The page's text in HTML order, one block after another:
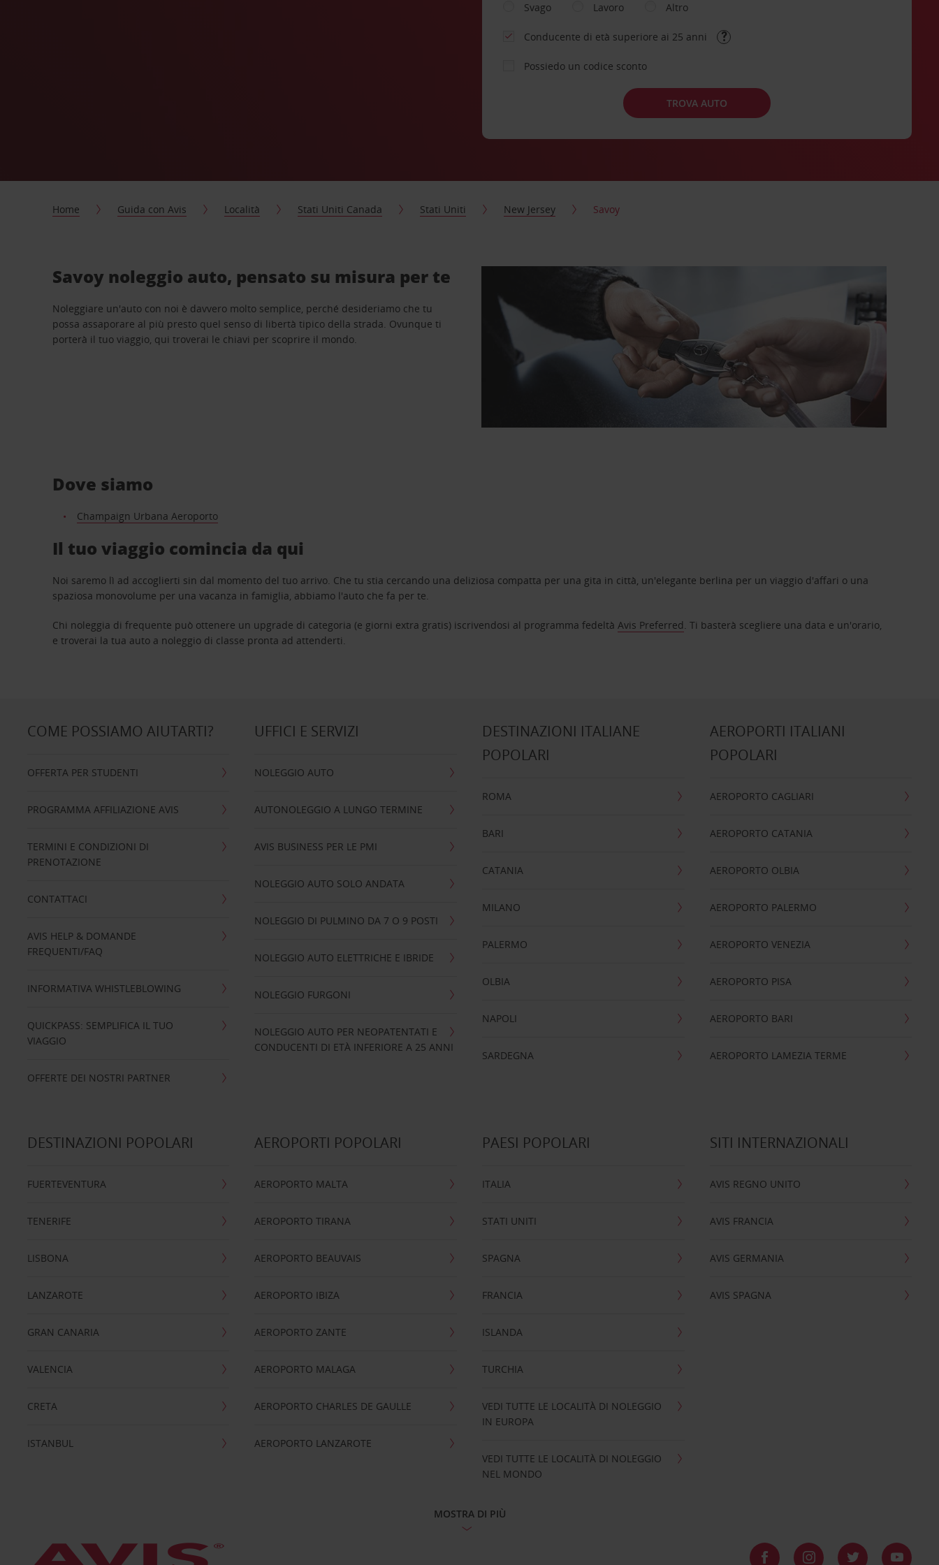
Svago
Lavoro Altro
Conducente di età superiore ai 25 anni
Possiedo un codice sconto
TROVA AUTO
Home Guida con Avis Località Stati Uniti Canada Stati Uniti New Jersey Savoy
Savoy noleggio auto, pensato su misura per te
Noleggiare un'auto con noi è davvero molto semplice, perché desideriamo che tu
possa assaporare al più presto quel senso di libertà tipico della strada. Ovunque ti
porterà il tuo viaggio, qui troverai le chiavi per scoprire il mondo.
Dove siamo
Champaign Urbana Aeroporto
Il tuo viaggio comincia da qui
Noi saremo lì ad accoglierti sin dal momento del tuo arrivo. Che tu stia cercando una deliziosa compatta per una gita in città, un'elegante berlina per un viaggio d'affari o una
spaziosa monovolume per una vacanza in famiglia, abbiamo l'auto che fa per te.
Chi noleggia di frequente può ottenere un upgrade di categoria (e giorni extra gratis) iscrivendosi al programma fedeltàAvis Preferred. Ti basterà scegliere una data e un'orario,
e troverai la tua auto a noleggio di classe pronta ad attenderti.
COME POSSIAMO AIUTARTI?
OFFERTA PER STUDENTI
PROGRAMMA AFFILIAZIONE AVIS
TERMINI E CONDIZIONI DI
PRENOTAZIONE
CONTATTACI
AVIS HELP & DOMANDE
FREQUENTI/FAQ
INFORMATIVA WHISTLEBLOWING
QUICKPASS: SEMPLIFICA IL TUO
VIAGGIO
OFFERTE DEI NOSTRI PARTNER
UFFICI E SERVIZI
NOLEGGIO AUTO
AUTONOLEGGIO A LUNGO TERMINE
AVIS BUSINESS PER LE PMI
NOLEGGIO AUTO SOLO ANDATA
NOLEGGIO DI PULMINO DA 7 O 9 POSTI
NOLEGGIO AUTO ELETTRICHE E IBRIDE
NOLEGGIO FURGONI
NOLEGGIO AUTO PER NEOPATENTATI E
CONDUCENTI DI ETÀ INFERIORE A 25 ANNI
DESTINAZIONI ITALIANE
POPOLARI
ROMA
BARI
CATANIA
MILANO
PALERMO
OLBIA
NAPOLI
SARDEGNA
AEROPORTI ITALIANI
POPOLARI
AEROPORTO CAGLIARI
AEROPORTO CATANIA
AEROPORTO OLBIA
AEROPORTO PALERMO
AEROPORTO VENEZIA
AEROPORTO PISA
AEROPORTO BARI
AEROPORTO LAMEZIA TERME
DESTINAZIONI POPOLARI
FUERTEVENTURA
TENERIFE
LISBONA
LANZAROTE
GRAN CANARIA
VALENCIA
CRETA
ISTANBUL
AEROPORTI POPOLARI
AEROPORTO MALTA
AEROPORTO TIRANA
AEROPORTO BEAUVAIS
AEROPORTO IBIZA
AEROPORTO ZANTE
AEROPORTO MALAGA
AEROPORTO CHARLES DE GAULLE
AEROPORTO LANZAROTE
PAESI POPOLARI
ITALIA
STATI UNITI
SPAGNA
FRANCIA
ISLANDA
TURCHIA
VEDI TUTTE LE LOCALITÀ DI NOLEGGIO
IN EUROPA
VEDI TUTTE LE LOCALITÀ DI NOLEGGIO
NEL MONDO
SITI INTERNAZIONALI
AVIS REGNO UNITO
AVIS FRANCIA
AVIS GERMANIA
AVIS SPAGNA
MOSTRA DI PIÙ